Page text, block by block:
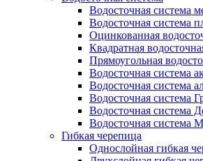
Водосточная система
Водосточная система
Оцинкованная
Квадратная
Прямоугольная
Водосточная система
Водосточная система
Водосточная система
Водосточная система
Водосточная система
Гибкая черепица
Однослойная гибкая